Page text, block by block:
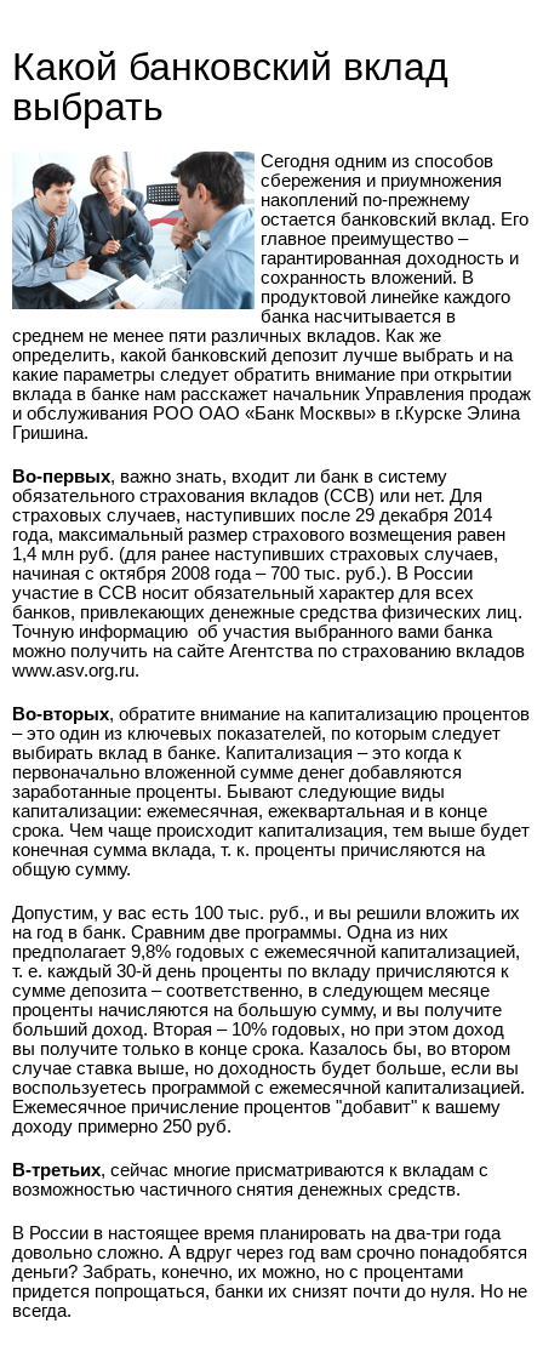
Какой банковский вклад
выбрать
Сегодня одним из способов
сбережения и приумножения
накоплений по-прежнему
остается банковский вклад. Его
главное преимущество –
гарантированная доходность и
сохранность вложений. В
продуктовой линейке каждого
банка насчитывается в
среднем не менее пяти различных вкладов. Как же
определить, какой банковский депозит лучше выбрать и на
какие параметры следует обратить внимание при открытии
вклада в банке нам расскажет начальник Управления продаж
и обслуживания РОО ОАО «Банк Москвы» в г.Курске Элина
Гришина.
Во-первых, важно знать, входит ли банк в систему
обязательного страхования вкладов (ССВ) или нет. Для
страховых случаев, наступивших после 29 декабря 2014
года, максимальный размер страхового возмещения равен
1,4 млн руб. (для ранее наступивших страховых случаев,
начиная с октября 2008 года – 700 тыс. руб.). В России
участие в ССВ носит обязательный характер для всех
банков, привлекающих денежные средства физических лиц.
Точную информацию об участия выбранного вами банка
можно получить на сайте Агентства по страхованию вкладов
www.asv.org.ru.
Во-вторых, обратите внимание на капитализацию процентов
– это один из ключевых показателей, по которым следует
выбирать вклад в банке. Капитализация – это когда к
первоначально вложенной сумме денег добавляются
заработанные проценты. Бывают следующие виды
капитализации: ежемесячная, ежеквартальная и в конце
срока. Чем чаще происходит капитализация, тем выше будет
конечная сумма вклада, т. к. проценты причисляются на
общую сумму.
Допустим, у вас есть 100 тыс. руб., и вы решили вложить их
на год в банк. Сравним две программы. Одна из них
предполагает 9,8% годовых с ежемесячной капитализацией,
т. е. каждый 30-й день проценты по вкладу причисляются к
сумме депозита – соответственно, в следующем месяце
проценты начисляются на большую сумму, и вы получите
больший доход. Вторая – 10% годовых, но при этом доход
вы получите только в конце срока. Казалось бы, во втором
случае ставка выше, но доходность будет больше, если вы
воспользуетесь программой с ежемесячной капитализацией.
Ежемесячное причисление процентов "добавит" к вашему
доходу примерно 250 руб.
В-третьих, сейчас многие присматриваются к вкладам с
возможностью частичного снятия денежных средств.
В России в настоящее время планировать на два-три года
довольно сложно. А вдруг через год вам срочно понадобятся
деньги? Забрать, конечно, их можно, но с процентами
придется попрощаться, банки их снизят почти до нуля. Но не
всегда.